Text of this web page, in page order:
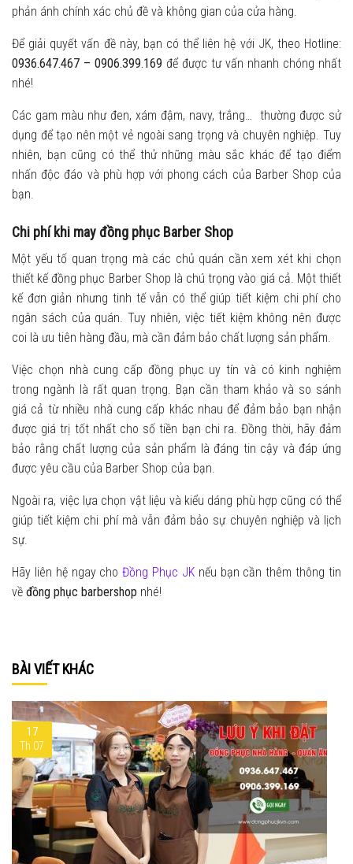
phản ánh chính xác chủ đề và không gian của cửa hàng.
Để giải quyết vấn đề này, bạn có thể liên hệ với JK, theo Hotline:
0936.647.467 – 0906.399.169 để được tư vấn nhanh chóng nhất
nhé!
Các gam màu như đen, xám đậm, navy, trắng… thường được sử
dụng để tạo nên một vẻ ngoài sang trọng và chuyên nghiệp. Tuy
nhiên, bạn cũng có thể thử những màu sắc khác để tạo điểm
nhấn độc đáo và phù hợp với phong cách của Barber Shop của
bạn.
Chi phí khi may đồng phục Barber Shop
Một yếu tố quan trọng mà các chủ quán cần xem xét khi chọn
thiết kế đồng phục Barber Shop là chú trọng vào giá cả. Một thiết
kế đơn giản nhưng tinh tế vẫn có thể giúp tiết kiệm chi phí cho
ngân sách của quán. Tuy nhiên, việc tiết kiệm không nên được
coi là ưu tiên hàng đầu, mà cần đảm bảo chất lượng sản phẩm.
Việc chọn nhà cung cấp đồng phục uy tín và có kinh nghiệm
trong ngành là rất quan trọng. Bạn cần tham khảo và so sánh
giá cả từ nhiều nhà cung cấp khác nhau để đảm bảo bạn nhận
được giá trị tốt nhất cho số tiền bạn chi ra. Đồng thời, hãy đảm
bảo rằng chất lượng của sản phẩm là đáng tin cậy và đáp ứng
được yêu cầu của Barber Shop của bạn.
Ngoài ra, việc lựa chọn vật liệu và kiểu dáng phù hợp cũng có thể
giúp tiết kiệm chi phí mà vẫn đảm bảo sự chuyên nghiệp và lịch
sự.
Hãy liên hệ ngay choĐồng Phục JKnếu bạn cần thêm thông tin
về đồng phục barbershop nhé!
BÀI VIẾT KHÁC
17
Th 07